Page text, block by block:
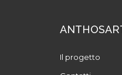
Il progetto